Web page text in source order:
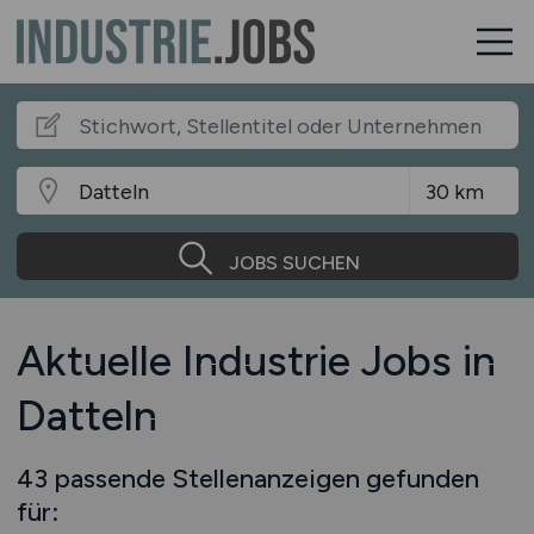
JOBS SUCHEN
Aktuelle Industrie Jobs in
Datteln
43 passende Stellenanzeigen gefunden
für: